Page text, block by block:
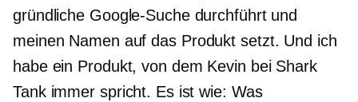
gründliche Google-Suche durchführt und
meinen Namen auf das Produkt setzt. Und ich
habe ein Produkt, von dem Kevin bei Shark
Tank immer spricht. Es ist wie: Was